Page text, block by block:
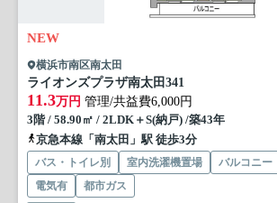
NEW
横浜市南区南太田
ライオンズプラザ南太田 341
11.3万円 管理/共益費6,000円
3階 / 58.90㎡ / 2LDK＋S(納戸) /築43年
京急本線「南太田」駅 徒歩3分
バス・トイレ別 室内洗濯機置場 バルコニー
電気有
都市ガス